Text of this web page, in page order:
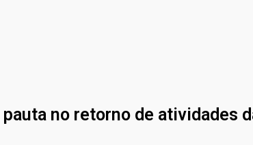
no retorno de atividades